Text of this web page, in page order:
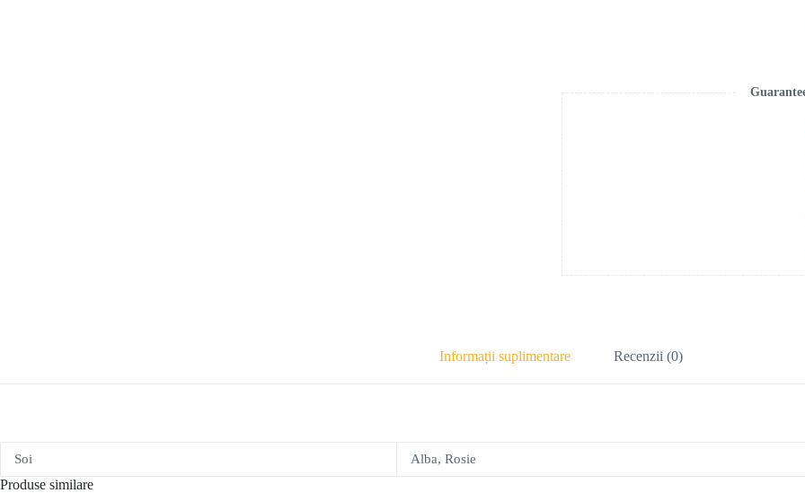
Informații suplimentare Recenzii (0)
Soi Alba, Rosie
Produse similare